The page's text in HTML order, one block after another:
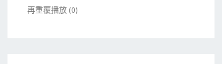
再重覆播放 (0)